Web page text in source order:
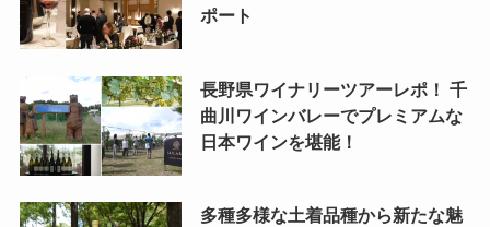
ポート
長野県ワイナリーツアーレポ！ 千
曲川ワインバレーでプレミアムな
日本ワインを堪能！
多種多様な土着品種から新たな魅